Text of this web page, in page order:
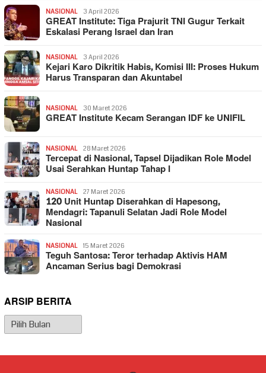
NASIONAL 3 April 2026
GREAT Institute: Tiga Prajurit TNI Gugur Terkait
Eskalasi Perang Israel dan Iran
NASIONAL 3 April 2026
Kejari Karo Dikritik Habis, Komisi III: Proses Hukum
Harus Transparan dan Akuntabel
NASIONAL 30 Maret 2026
GREAT Institute Kecam Serangan IDF ke UNIFIL
NASIONAL 28 Maret 2026
Tercepat di Nasional, Tapsel Dijadikan Role Model
Usai Serahkan Huntap Tahap I
NASIONAL 27 Maret 2026
120 Unit Huntap Diserahkan di Hapesong,
Mendagri: Tapanuli Selatan Jadi Role Model
Nasional
NASIONAL 15 Maret 2026
Teguh Santosa: Teror terhadap Aktivis HAM
Ancaman Serius bagi Demokrasi
ARSIP BERITA
Arsip
Berita